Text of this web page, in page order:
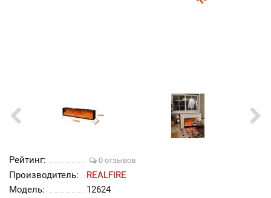
Рейтинг: 0 отзывов
Производитель:
REALFIRE
Модель:
12624